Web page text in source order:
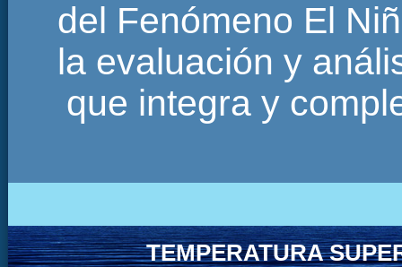
del Fenómeno El
la evaluación y
que integra y
TEMPERATURA